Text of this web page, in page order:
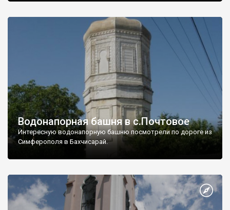
Водонапорная башня в с.Почтовое
Интересную водонапорную башню посмотрели по дороге из
Симферополя в Бахчисарай.